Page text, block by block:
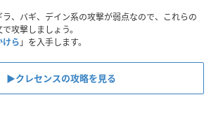
、バギ、デイン系の攻撃が弱点なので、これらの
攻撃しましょう。
けら 」を入手します。
▶︎クレセンスの攻略を見る